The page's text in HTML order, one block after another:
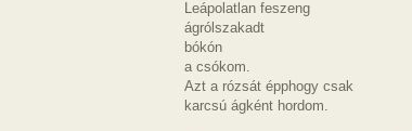
Leápolatlan feszeng
ágrólszakadt
bókón
a csókom.
Azt a rózsát épphogy csak
karcsú ágként hordom.